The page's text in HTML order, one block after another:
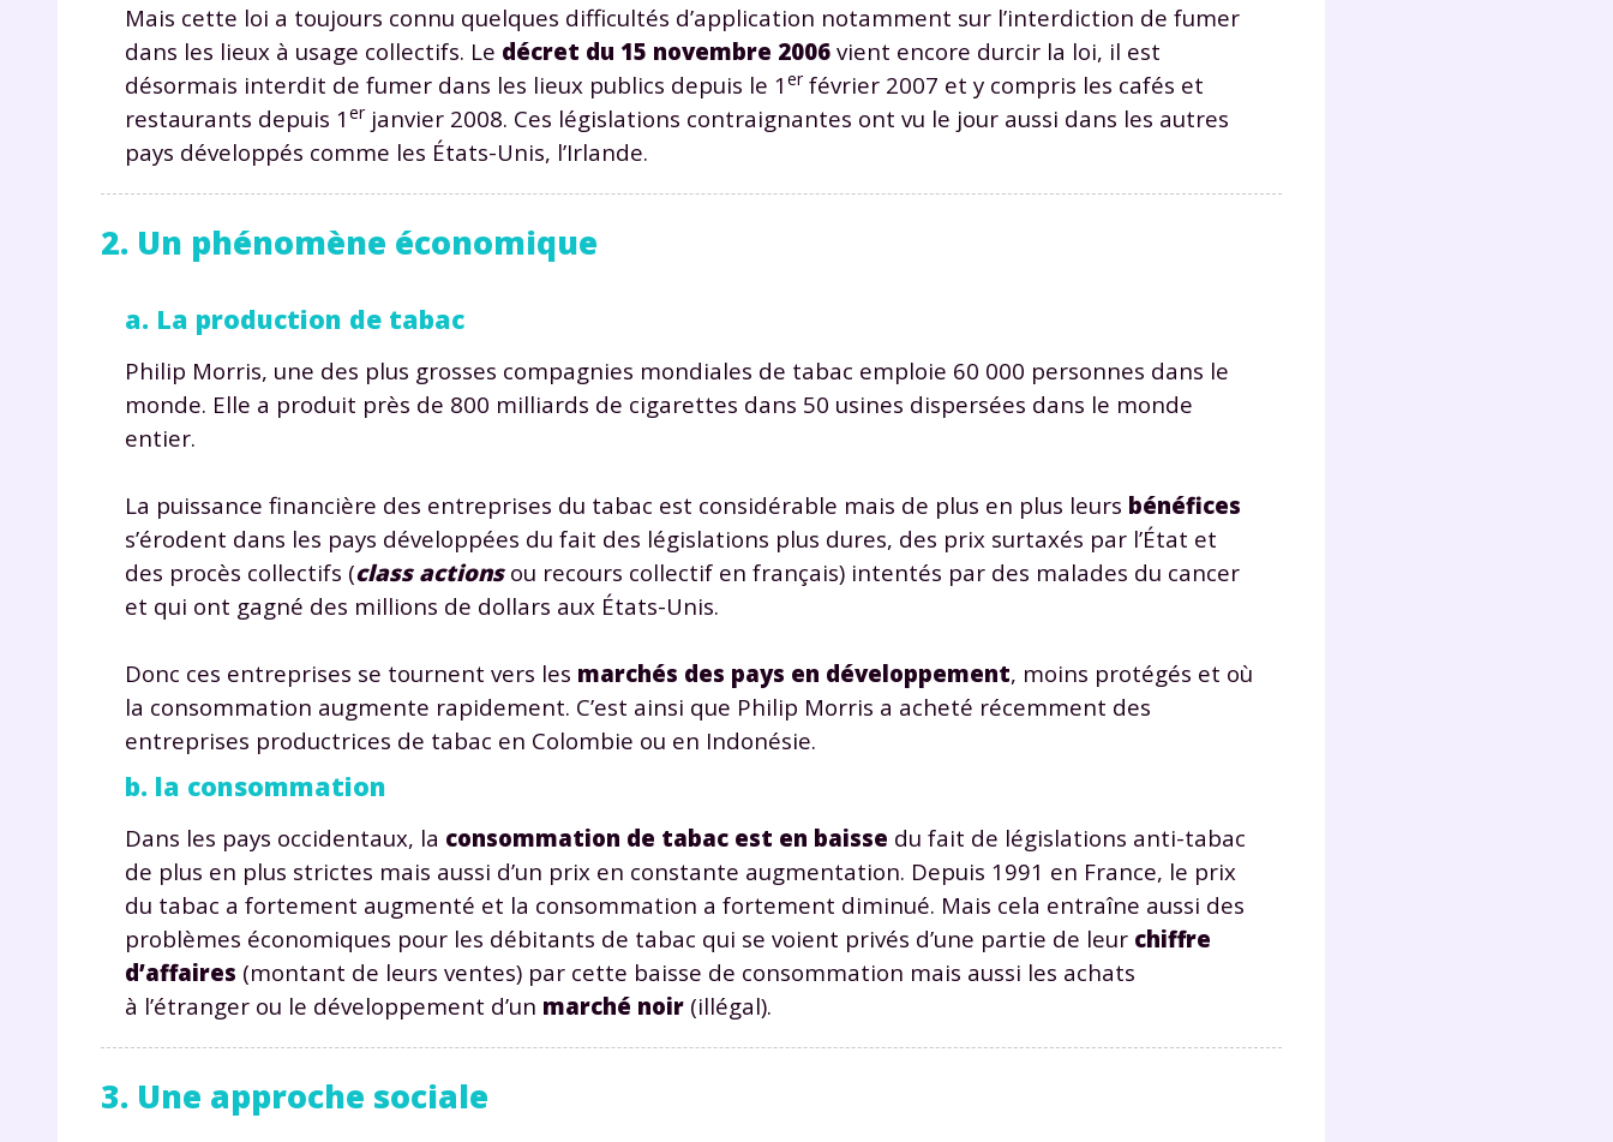
Mais cette loi a toujours connu quelques difficultés d’application notamment sur l’interdiction de fumer
dans les lieux à usage collectifs. Le décret du 15 novembre 2006 vient encore durcir la loi, il est
désormais interdit de fumer dans les lieux publics depuis le 1 erfévrier 2007 et y compris les cafés et
restaurants depuis 1 erjanvier 2008. Ces législations contraignantes ont vu le jour aussi dans les autres
pays développés comme les États-Unis, l’Irlande.
2. Un phénomène économique
a. La production de tabac
Philip Morris, une des plus grosses compagnies mondiales de tabac emploie 60 000 personnes dans le
monde. Elle a produit près de 800 milliards de cigarettes dans 50 usines dispersées dans le monde
entier.
La puissance financière des entreprises du tabac est considérable mais de plus en plus leurs bénéfices
s’érodent dans les pays développées du fait des législations plus dures, des prix surtaxés par l’État et
des procès collectifs (class actionsou recours collectif en français) intentés par des malades du cancer
et qui ont gagné des millions de dollars aux États-Unis.
Donc ces entreprises se tournent vers les marchés des pays en développement, moins protégés et où
la consommation augmente rapidement. C’est ainsi que Philip Morris a acheté récemment des
entreprises productrices de tabac en Colombie ou en Indonésie.
b. la consommation
Dans les pays occidentaux, la consommation de tabac est en baisse du fait de législations anti-tabac
de plus en plus strictes mais aussi d’un prix en constante augmentation. Depuis 1991 en France, le prix
du tabac a fortement augmenté et la consommation a fortement diminué. Mais cela entraîne aussi des
problèmes économiques pour les débitants de tabac qui se voient privés d’une partie de leur chiffre
d’affaires (montant de leurs ventes) par cette baisse de consommation mais aussi les achats
à l’étranger ou le développement d’un marché noir (illégal).
3. Une approche sociale
Fermer
Envie de progresser et de
réussir votre année scolaire ?
Testez gratuitement pendant 24h
notre plateforme de soutien scolaire !
podcasts de révisions
Unespace dédié aux
parentspour suivre les
progrès
Des profs expérimentés
disponibles à la demande
par tchat, audio ou vidéo
* Votre code d'accès sera envoyé à cette adresse e-mail. En renseignant votre e-mail, vous
consentez à ce que vos données à caractère personnel soient traitées par SEJER, sous la